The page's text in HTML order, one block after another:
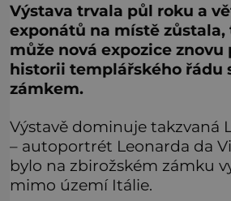
Výstava trvala půl roku a
exponátů na místě zůstala,
může nová expozice
historii templářského řádu
zámkem.
Výstavě dominuje takzvaná
– autoportrét Leonarda da
bylo na zbirožském zámku
mimo území Itálie.